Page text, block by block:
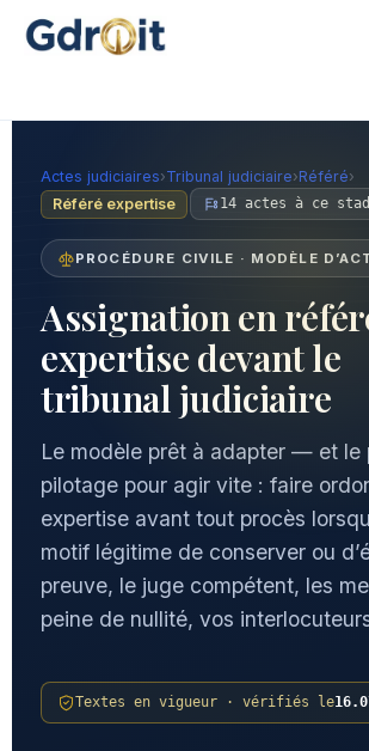
Actes judiciaires›Tribunal judiciaire›Référé›
Référé expertise
14 actes à ce
PROCÉDURE CIVILE · MODÈLE
Assignation en
expertise devant le
tribunal judiciaire
Le modèle prêt à adapter — et le
pilotage pour agir vite : faire
expertise avant tout procès
motif légitime de conserver ou
preuve, le juge compétent, les
peine de nullité, vos
Textes en vigueur · vérifiés le